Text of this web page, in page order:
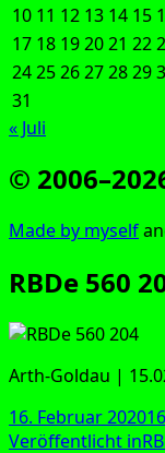
10 11 12 13 14 15
17 18 192021 22
242526272829
31
« Juli
©
Made by mys­elf
RBDe 560
Arth-Gold­au |
Veröffentlicht
am
16. Februar 2020
Veröffentlicht in